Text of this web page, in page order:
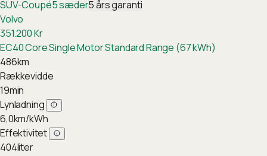
SUV-Coupé5sæder5års garanti
Volvo
351.200Kr
EC40 Core Single Motor Standard Range (67 kWh)
486km
Rækkevidde
19min
Lynladning
6,0km/kWh
Effektivitet
404liter